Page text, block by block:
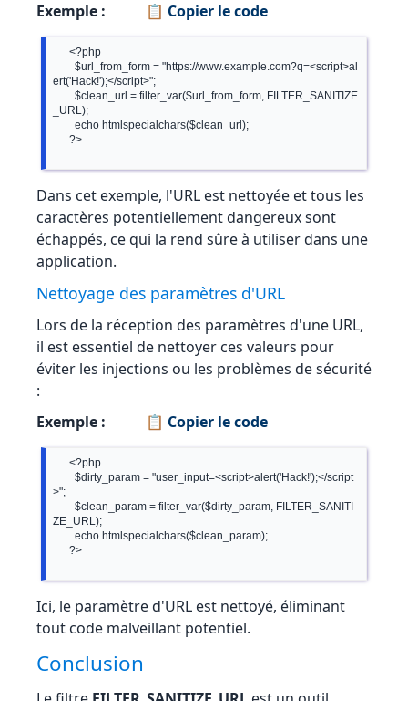
Exemple :
📋 Copier le code
ert('Hack!');</script>";
_URL);
Dans cet exemple, l'URL est nettoyée et tous les
caractères potentiellement dangereux sont
échappés, ce qui la rend sûre à utiliser dans une
application.
Nettoyage des paramètres d'URL
Lors de la réception des paramètres d'une URL,
il est essentiel de nettoyer ces valeurs pour
éviter les injections ou les problèmes de sécurité
:
Exemple :
📋 Copier le code
>";
ZE_URL);
Ici, le paramètre d'URL est nettoyé, éliminant
tout code malveillant potentiel.
Conclusion